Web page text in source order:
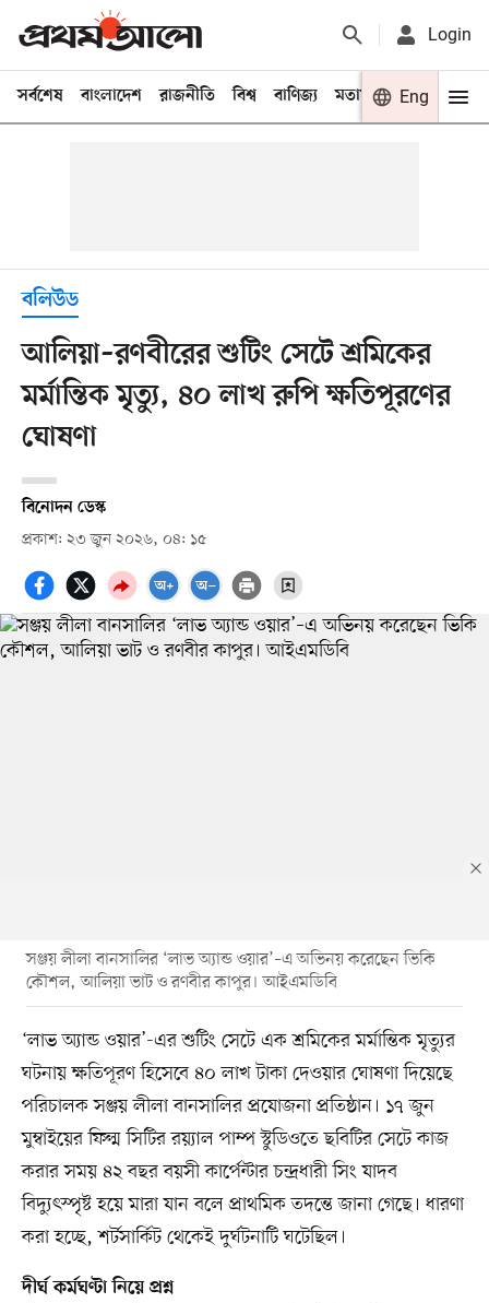
Login
সর্বশেষ বাংলাদেশ রাজনীতি বিশ্ব বাণিজ্য মতামত খেলা
Eng
বলিউড
আলিয়া–রণবীরের শুটিং সেটে শ্রমিকের
মর্মান্তিক মৃত্যু, ৪০ লাখ রুপি ক্ষতিপূরণের
ঘোষণা
বিনোদন ডেস্ক
প্রকাশ: ২৩ জুন ২০২৬, ০৪: ১৫
সঞ্জয় লীলা বানসালির ‘লাভ অ্যান্ড ওয়ার’–এ অভিনয় করেছেন ভিকি
কৌশল, আলিয়া ভাট ও রণবীর কাপুর। আইএমডিবি
‘লাভ অ্যান্ড ওয়ার’-এর শুটিং সেটে এক শ্রমিকের মর্মান্তিক মৃত্যুর
ঘটনায় ক্ষতিপূরণ হিসেবে ৪০ লাখ টাকা দেওয়ার ঘোষণা দিয়েছে
পরিচালক সঞ্জয় লীলা বানসালির প্রযোজনা প্রতিষ্ঠান। ১৭ জুন
মুম্বাইয়ের ফিল্ম সিটির রয়্যাল পাম্প স্টুডিওতে ছবিটির সেটে কাজ
করার সময় ৪২ বছর বয়সী কার্পেন্টার চন্দ্রধারী সিং যাদব
বিদ্যুৎস্পৃষ্ট হয়ে মারা যান বলে প্রাথমিক তদন্তে জানা গেছে। ধারণা
করা হচ্ছে, শর্টসার্কিট থেকেই দুর্ঘটনাটি ঘটেছিল।
দীর্ঘ কর্মঘণ্টা নিয়ে প্রশ্ন